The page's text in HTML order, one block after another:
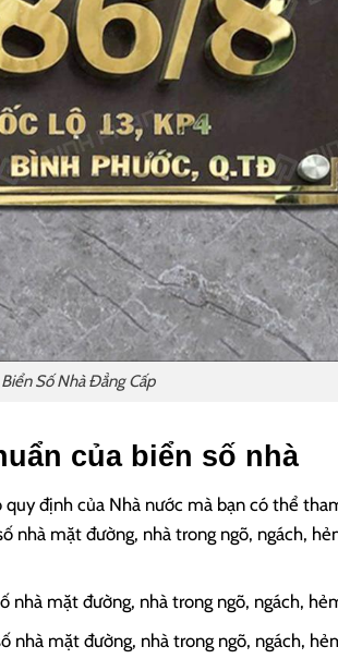
Biển Số Nhà Đẳng Cấp
của biển số nhà
định của Nhà nước mà bạn có thể
mặt đường, nhà trong ngõ, ngách,
mặt đường, nhà trong ngõ, ngách,
mặt đường, nhà trong ngõ, ngách,